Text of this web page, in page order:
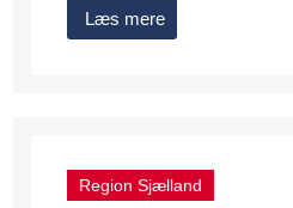
Læs mere
Region Sjælland